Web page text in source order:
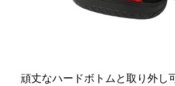
頑丈なハードボトムと取り外し